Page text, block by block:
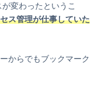
変わったというこ
ス管理が仕事していた
からでもブックマーク